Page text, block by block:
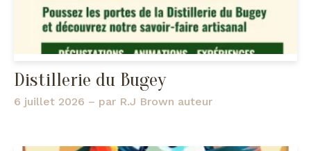
Distillerie du Bugey
6 juillet 2026 – par R.J Brown auteur